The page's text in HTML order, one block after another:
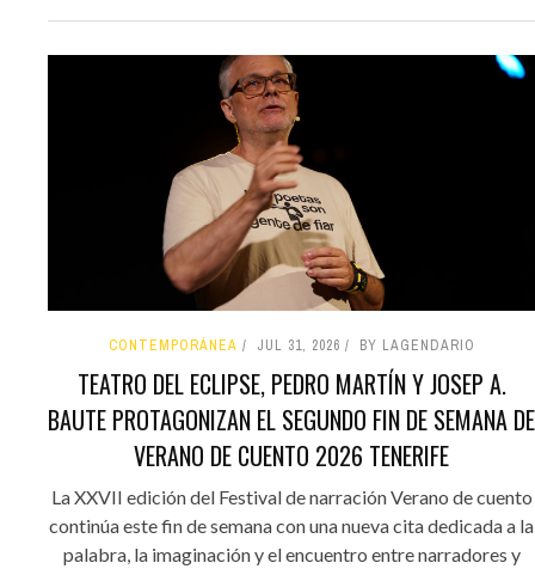
CONTEMPORÁNEA JUL 31, 2026 BY LAGENDARIO
TEATRO DEL ECLIPSE, PEDRO MARTÍN Y JOSEP A.
BAUTE PROTAGONIZAN EL SEGUNDO FIN DE SEMANA DE
VERANO DE CUENTO 2026 TENERIFE
La XXVII edición del Festival de narración Verano de cuento
continúa este fin de semana con una nueva cita dedicada a la
palabra, la imaginación y el encuentro entre narradores y